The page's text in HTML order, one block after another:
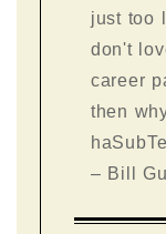
just too
don't
career
then
– Bill